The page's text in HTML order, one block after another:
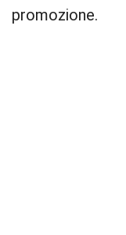
promozione.